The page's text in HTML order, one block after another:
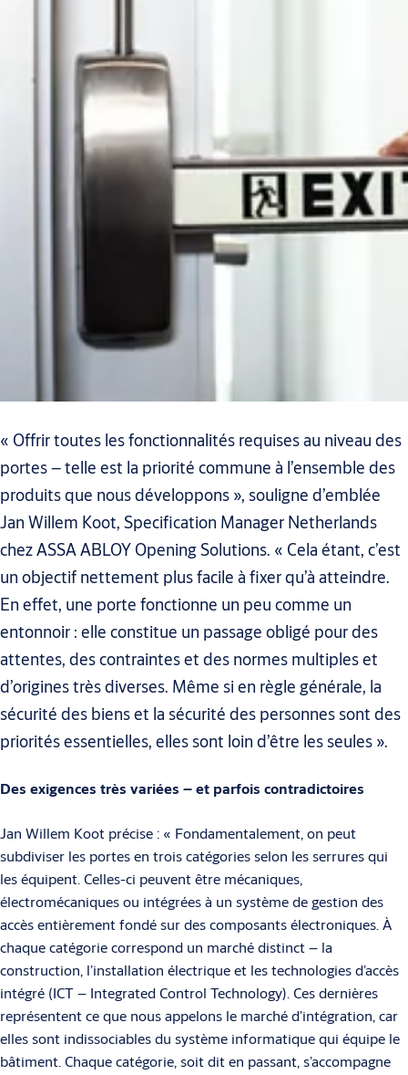
« Offrir toutes les fonctionnalités requises au niveau des
portes – telle est la priorité commune à l’ensemble des
produits que nous développons », souligne d’emblée
Jan Willem Koot, Specification Manager Netherlands
chez ASSA ABLOY Opening Solutions. « Cela étant, c’est
un objectif nettement plus facile à fixer qu’à atteindre.
En effet, une porte fonctionne un peu comme un
entonnoir : elle constitue un passage obligé pour des
attentes, des contraintes et des normes multiples et
d’origines très diverses. Même si en règle générale, la
sécurité des biens et la sécurité des personnes sont des
priorités essentielles, elles sont loin d’être les seules ».
Des exigences très variées – et parfois contradictoires
Jan Willem Koot précise : « Fondamentalement, on peut
subdiviser les portes en trois catégories selon les serrures qui
les équipent. Celles-ci peuvent être mécaniques,
électromécaniques ou intégrées à un système de gestion des
accès entièrement fondé sur des composants électroniques. À
chaque caté­gorie correspond un marché distinct – la
construction, l’installation électrique et les technologies d’accès
intégré (ICT – Integrated Control Technology). Ces dernières
représentent ce que nous appelons le marché d’intégration, car
elles sont indissociables du système informatique qui équipe le
bâtiment. Chaque catégorie, soit dit en passant, s’accompagne